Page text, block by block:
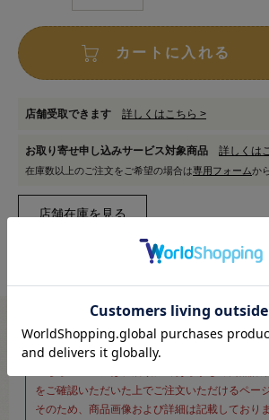
カートに入れる
店舗受取できます 詳しくはこちら >
お取り寄せ申し込みサービス対象商品 詳しくは
在庫数以上のご注文をご希望の場合は専用フォームか
※新宿オカダヤ本店お取り扱い商品のご
をご確認いただいた上でご注文いただけるページ
そのため、商品画像および詳細は記載しておりま